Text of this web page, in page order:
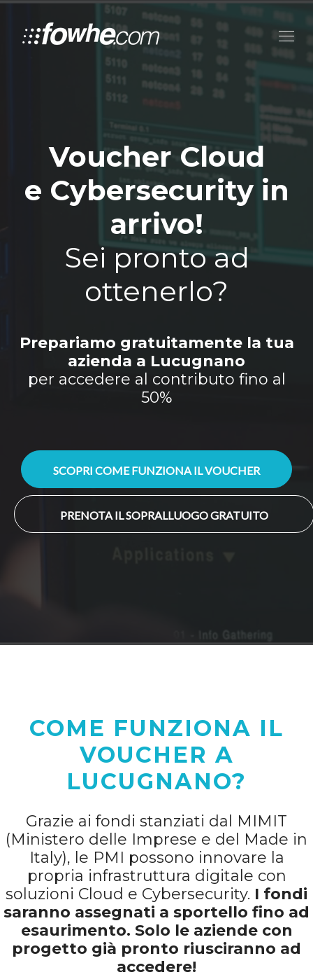
Voucher Cloud
e Cybersecurity in
arrivo!
Sei pronto ad
ottenerlo?
Prepariamo gratuitamente la tua
azienda a Lucugnano
per accedere al contributo fino al
50%
SCOPRI COME FUNZIONA IL VOUCHER
PRENOTA IL SOPRALLUOGO GRATUITO
COME FUNZIONA IL
VOUCHER A
LUCUGNANO?
Grazie ai fondi stanziati dal MIMIT
(Ministero delle Imprese e del Made in
Italy), le PMI possono innovare la
propria infrastruttura digitale con
soluzioni Cloud e Cybersecurity. I fondi
saranno assegnati a sportello fino ad
esaurimento. Solo le aziende con
progetto già pronto riusciranno ad
accedere!